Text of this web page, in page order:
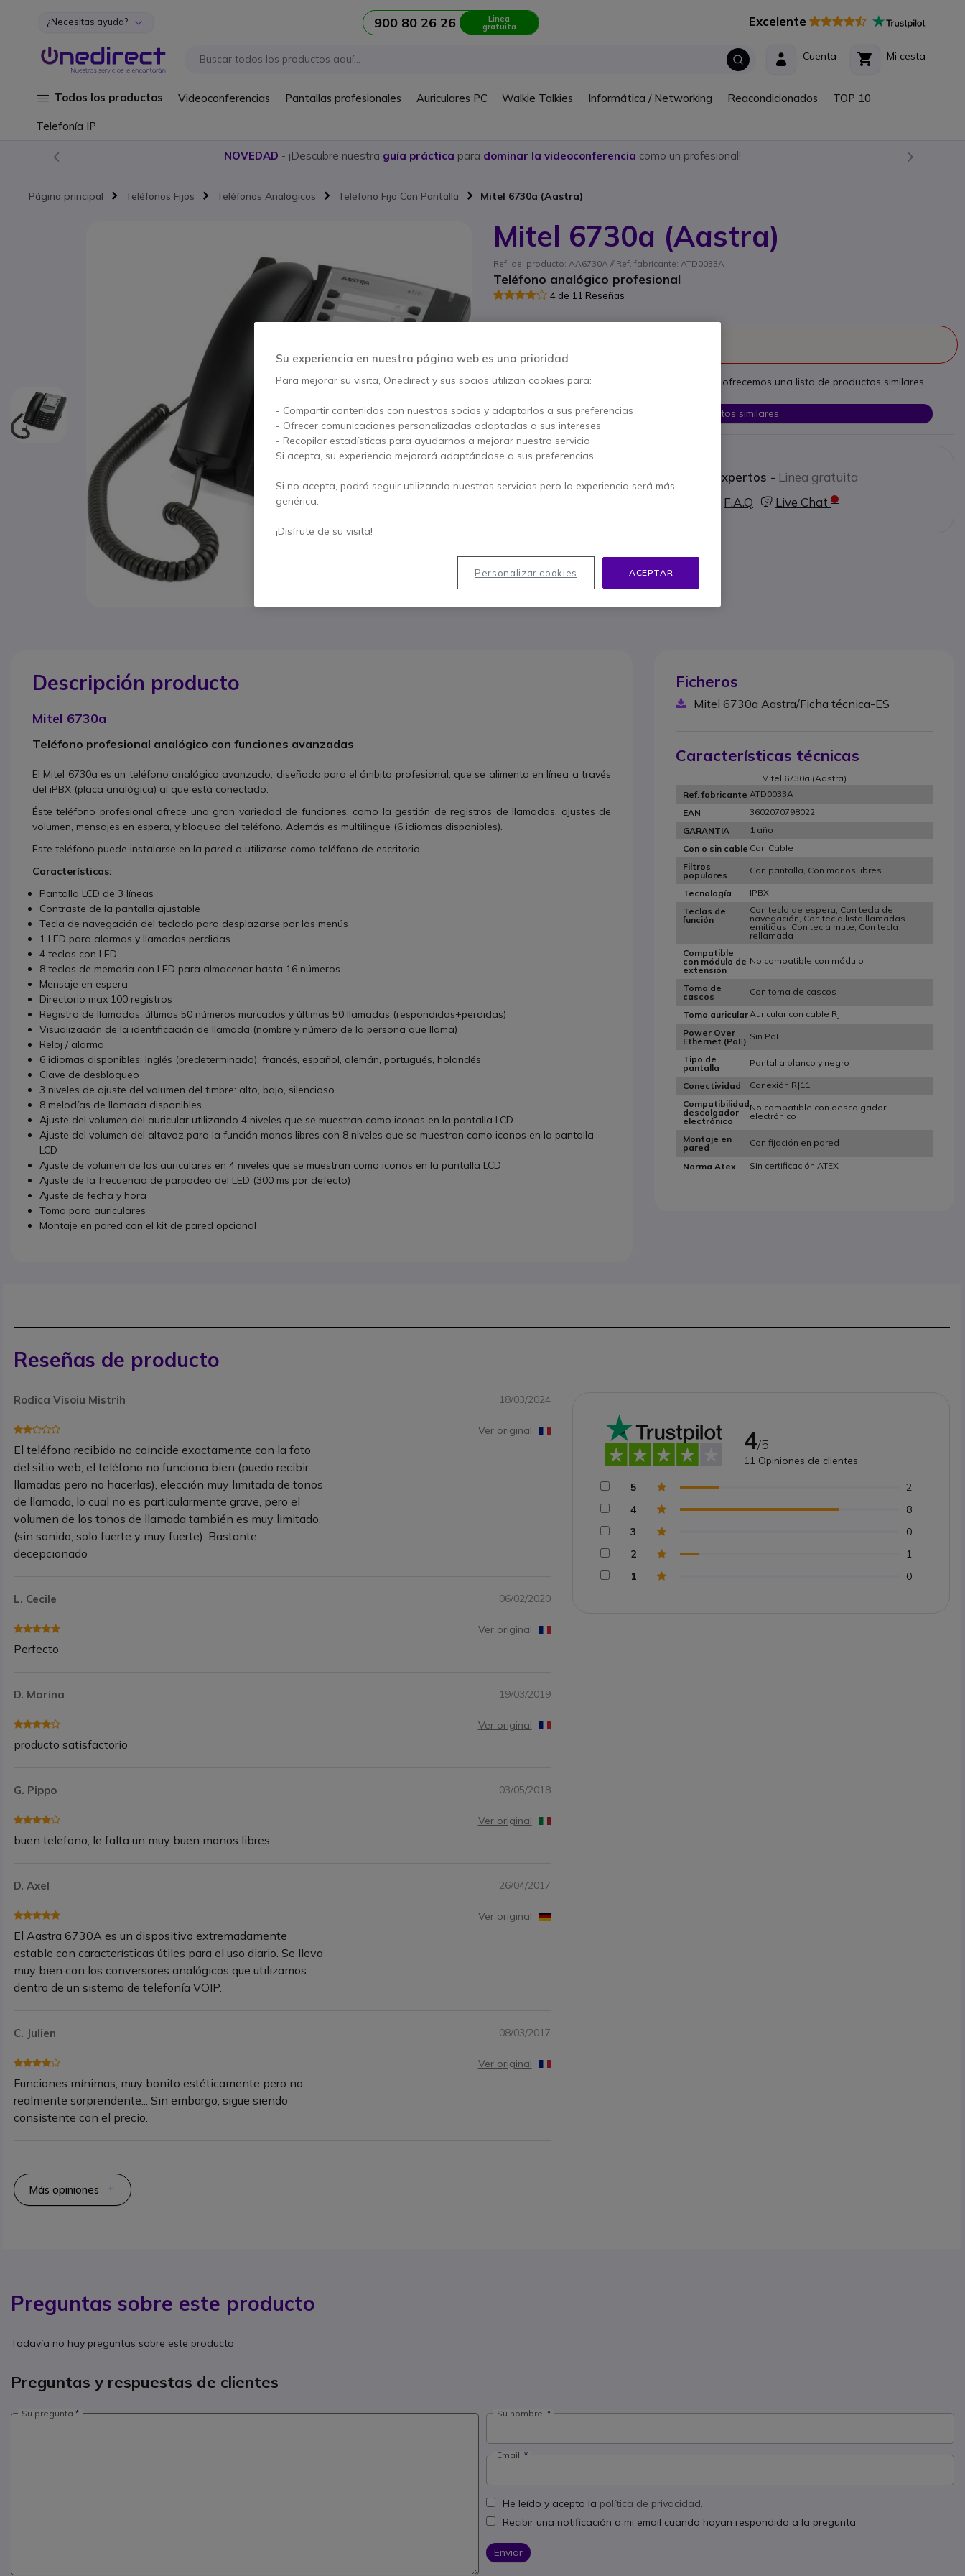
Ir al contenido
¿Necesitas ayuda? 900 80 26 26 Linea
gratuita Excelente
Mi cesta
Cuenta
Todos los productos Videoconferencias Pantallas profesionales Auriculares PC Walkie Talkies Informática / Networking Reacondicionados TOP 10
Telefonía IP
NOVEDAD - ¡Descubre nuestra guía práctica para dominar la videoconferencia como un profesional!
Página principal Teléfonos Fijos Teléfonos Analógicos Teléfono Fijo Con Pantalla Mitel 6730a (Aastra)
Mitel 6730a (Aastra)
Ref. del producto: AA6730A // Ref. fabricante: ATD0033A
Teléfono analógico profesional
4 de 11 Reseñas
Para satisfacer mejor sus necesidades, le ofrecemos una lista de productos similares
Ver productos similares
Contacte a nuestros expertos - Linea gratuita
F.A.Q Live Chat
Descripción producto
Mitel 6730a
Teléfono profesional analógico con funciones avanzadas
El Mitel 6730a es un teléfono analógico avanzado, diseñado para el ámbito profesional, que se alimenta en línea a través
del iPBX (placa analógica) al que está conectado.
Éste teléfono profesional ofrece una gran variedad de funciones, como la gestión de registros de llamadas, ajustes de
volumen, mensajes en espera, y bloqueo del teléfono. Además es multilingüe (6 idiomas disponibles).
Este teléfono puede instalarse en la pared o utilizarse como teléfono de escritorio.
Características:
Pantalla LCD de 3 líneas
Contraste de la pantalla ajustable
Tecla de navegación del teclado para desplazarse por los menús
1 LED para alarmas y llamadas perdidas
4 teclas con LED
8 teclas de memoria con LED para almacenar hasta 16 números
Mensaje en espera
Directorio max 100 registros
Registro de llamadas: últimos 50 números marcados y últimas 50 llamadas (respondidas+perdidas)
Visualización de la identificación de llamada (nombre y número de la persona que llama)
Reloj / alarma
6 idiomas disponibles: Inglés (predeterminado), francés, español, alemán, portugués, holandés
Clave de desbloqueo
3 niveles de ajuste del volumen del timbre: alto, bajo, silencioso
8 melodías de llamada disponibles
Ajuste del volumen del auricular utilizando 4 niveles que se muestran como iconos en la pantalla LCD
Ajuste del volumen del altavoz para la función manos libres con 8 niveles que se muestran como iconos en la pantalla
LCD
Ajuste de volumen de los auriculares en 4 niveles que se muestran como iconos en la pantalla LCD
Ajuste de la frecuencia de parpadeo del LED (300 ms por defecto)
Ajuste de fecha y hora
Toma para auriculares
Montaje en pared con el kit de pared opcional
Ficheros
Mitel 6730a Aastra/Ficha técnica-ES
Características técnicas
Mitel 6730a (Aastra)
Ref. fabricante ATD0033A
EAN
3602070798022
GARANTIA
1 año
Con o sin cable Con Cable
Filtros
populares
Con pantalla, Con manos libres
Tecnología
IPBX
Teclas de
función
Con tecla de espera, Con tecla de
navegación, Con tecla lista llamadas
emitidas, Con tecla mute, Con tecla
rellamada
Compatible
con módulo de
extensión
No compatible con módulo
Toma de
cascos
Con toma de cascos
Toma auricularAuricular con cable RJ
Power Over
Ethernet (PoE) Sin PoE
Tipo de
pantalla
Pantalla blanco y negro
Conectividad
Conexión RJ11
Compatibilidad
descolgador
electrónico
No compatible con descolgador
electrónico
Montaje en
pared
Con fijación en pared
Norma Atex Sin certificación ATEX
Reseñas de producto
Rodica Visoiu Mistrih 18/03/2024
El teléfono recibido no coincide exactamente con la foto
del sitio web, el teléfono no funciona bien (puedo recibir
llamadas pero no hacerlas), elección muy limitada de tonos
de llamada, lo cual no es particularmente grave, pero el
volumen de los tonos de llamada también es muy limitado.
(sin sonido, solo fuerte y muy fuerte). Bastante
decepcionado
Ver original
L. Cecile 06/02/2020
Perfecto
Ver original
D. Marina 19/03/2019
producto satisfactorio
Ver original
G. Pippo 03/05/2018
buen telefono, le falta un muy buen manos libres
Ver original
D. Axel 26/04/2017
El Aastra 6730A es un dispositivo extremadamente
estable con características útiles para el uso diario. Se lleva
muy bien con los conversores analógicos que utilizamos
dentro de un sistema de telefonía VOIP.
Ver original
C. Julien 08/03/2017
Funciones mínimas, muy bonito estéticamente pero no
realmente sorprendente... Sin embargo, sigue siendo
consistente con el precio.
Ver original
Más opiniones
4/5
11 Opiniones de clientes
5
2
4
8
3
0
2
1
1
0
Preguntas sobre este producto
Todavía no hay preguntas sobre este producto
Preguntas y respuestas de clientes
Su pregunta Su nombre:
Email:
He leído y acepto la política de privacidad.
Recibir una notificación a mi email cuando hayan respondido a la pregunta
Enviar
Su experiencia en nuestra página web es una prioridad
Para mejorar su visita, Onedirect y sus socios utilizan cookies para:
- Compartir contenidos con nuestros socios y adaptarlos a sus preferencias
- Ofrecer comunicaciones personalizadas adaptadas a sus intereses
- Recopilar estadísticas para ayudarnos a mejorar nuestro servicio
Si acepta, su experiencia mejorará adaptándose a sus preferencias.
Si no acepta, podrá seguir utilizando nuestros servicios pero la experiencia será más
genérica.
¡Disfrute de su visita!
ACEPTAR
Personalizar cookies